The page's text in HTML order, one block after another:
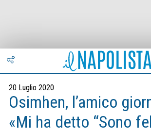
20 Luglio 2020
Osimhen, l’amico
«Mi ha detto “Sono